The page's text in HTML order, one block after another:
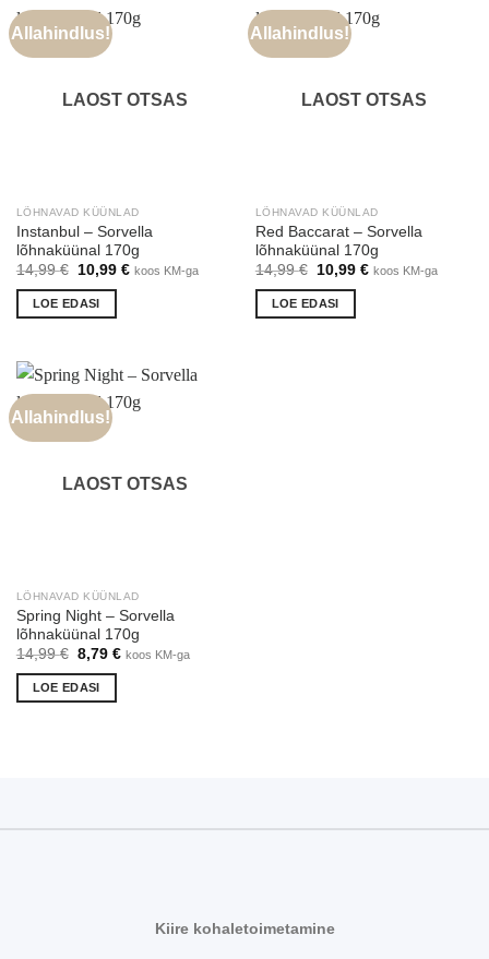
Allahindlus!
LAOST OTSAS
LÕHNAVAD KÜÜNLAD
Instanbul – Sorvella
lõhnaküünal 170g
14,99€
Algne
oli:
14,99 €.
10,99 €Praegune
koos KM-ga
LOE EDASI
Allahindlus!
LAOST OTSAS
LÕHNAVAD KÜÜNLAD
Red Baccarat – Sorvella
lõhnaküünal 170g
14,99€
Algne
oli:
14,99 €.
10,99 €Praegune
koos KM-ga
LOE EDASI
Allahindlus!
LAOST OTSAS
LÕHNAVAD KÜÜNLAD
Spring Night – Sorvella
lõhnaküünal 170g
14,99€ Algne
oli:
14,99 €.
8,79 €Praegune
koos KM-ga
LOE EDASI
Kiire kohaletoimetamine